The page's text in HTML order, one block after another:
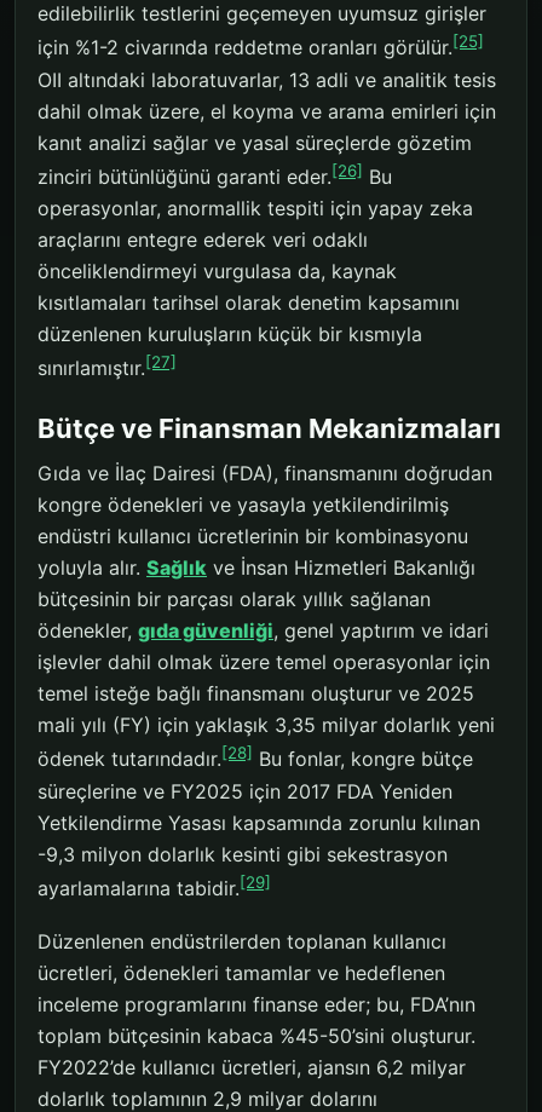
edilebilirlik testlerini geçemeyen uyumsuz girişler
için %1-2 civarında reddetme oranları görülür.[25]
OII altındaki laboratuvarlar, 13 adli ve analitik tesis
dahil olmak üzere, el koyma ve arama emirleri için
kanıt analizi sağlar ve yasal süreçlerde gözetim
zinciri bütünlüğünü garanti eder.[26] Bu
operasyonlar, anormallik tespiti için yapay zeka
araçlarını entegre ederek veri odaklı
önceliklendirmeyi vurgulasa da, kaynak
kısıtlamaları tarihsel olarak denetim kapsamını
düzenlenen kuruluşların küçük bir kısmıyla
sınırlamıştır.[27]
Bütçe ve Finansman Mekanizmaları
Gıda ve İlaç Dairesi (FDA), finansmanını doğrudan
kongre ödenekleri ve yasayla yetkilendirilmiş
endüstri kullanıcı ücretlerinin bir kombinasyonu
yoluyla alır. Sağlık ve İnsan Hizmetleri Bakanlığı
bütçesinin bir parçası olarak yıllık sağlanan
ödenekler, gıda güvenliği, genel yaptırım ve idari
işlevler dahil olmak üzere temel operasyonlar için
temel isteğe bağlı finansmanı oluşturur ve 2025
mali yılı (FY) için yaklaşık 3,35 milyar dolarlık yeni
ödenek tutarındadır.[28] Bu fonlar, kongre bütçe
süreçlerine ve FY2025 için 2017 FDA Yeniden
Yetkilendirme Yasası kapsamında zorunlu kılınan
-9,3 milyon dolarlık kesinti gibi sekestrasyon
ayarlamalarına tabidir.[29]
Düzenlenen endüstrilerden toplanan kullanıcı
ücretleri, ödenekleri tamamlar ve hedeflenen
inceleme programlarını finanse eder; bu, FDA’nın
toplam bütçesinin kabaca %45-50’sini oluşturur.
FY2022’de kullanıcı ücretleri, ajansın 6,2 milyar
dolarlık toplamının 2,9 milyar dolarını